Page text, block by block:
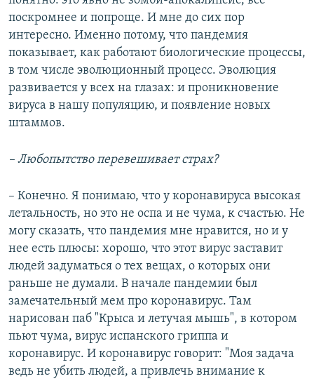
поскромнее и попроще. И мне до сих пор
интересно. Именно потому, что пандемия
показывает, как работают биологические процессы,
в том числе эволюционный процесс. Эволюция
развивается у всех на глазах: и проникновение
вируса в нашу популяцию, и появление новых
штаммов.
– Любопытствоперевешиваетстрах?
– Конечно. Я понимаю, что у коронавируса высокая
летальность, но это не оспа и не чума, к счастью. Не
могу сказать, что пандемия мне нравится, но и у
нее есть плюсы: хорошо, что этот вирус заставит
людей задуматься о тех вещах, о которых они
раньше не думали. В начале пандемии был
замечательный мем про коронавирус. Там
нарисован паб "Крыса и летучая мышь", в котором
пьют чума, вирус испанского гриппа и
коронавирус. И коронавирус говорит: "Моя задача
ведь не убить людей, а привлечь внимание к